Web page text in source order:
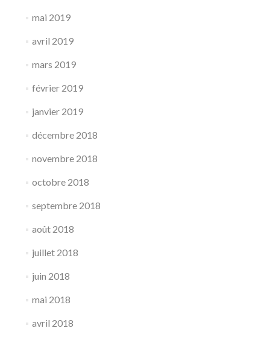
mai 2019
avril 2019
mars 2019
février 2019
janvier 2019
décembre 2018
novembre 2018
octobre 2018
septembre 2018
août 2018
juillet 2018
juin 2018
mai 2018
avril 2018